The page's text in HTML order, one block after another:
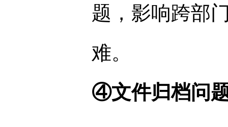
题，影响跨部
难。
④文件归档问